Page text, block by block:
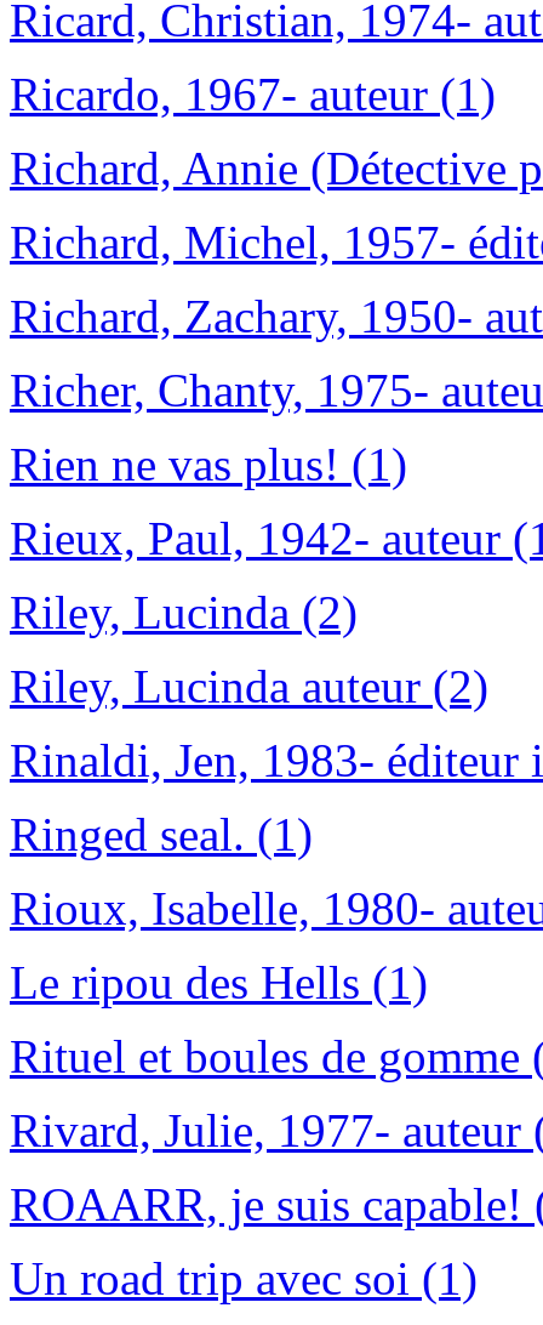
Ricard, Christian, 1974-
Ricardo, 1967- auteur (1)
Richard, Annie (Détective
Richard, Michel, 1957-
Richard, Zachary, 1950-
Richer, Chanty, 1975-
Rien ne vas plus! (1)
Rieux, Paul, 1942- auteur
Riley, Lucinda (2)
Riley, Lucinda auteur (2)
Rinaldi, Jen, 1983- éditeur
Ringed seal. (1)
Rioux, Isabelle, 1980-
Le ripou des Hells (1)
Rituel et boules de gomme
Rivard, Julie, 1977- auteur
ROAARR, je suis capable!
Un road trip avec soi (1)